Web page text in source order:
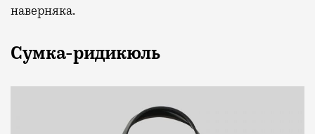
наверняка.
Сумка-ридикюль